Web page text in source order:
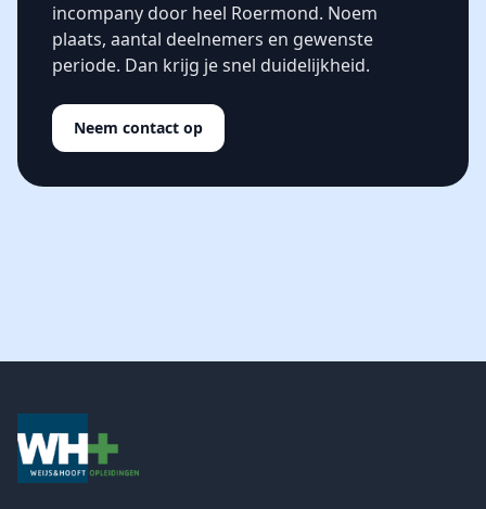
incompany door heel Roermond. Noem
plaats, aantal deelnemers en gewenste
periode. Dan krijg je snel duidelijkheid.
Neem contact op